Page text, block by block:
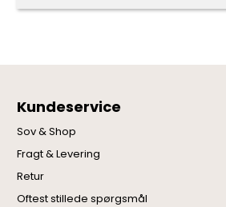
Kundeservice
Sov & Shop
Fragt & Levering
Retur
Oftest stillede spørgsmål